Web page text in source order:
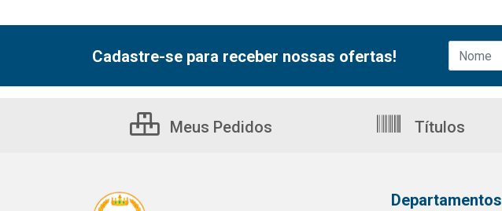
Cadastre-se para receber nossas ofertas!
Meus Pedidos Títulos
Departamentos